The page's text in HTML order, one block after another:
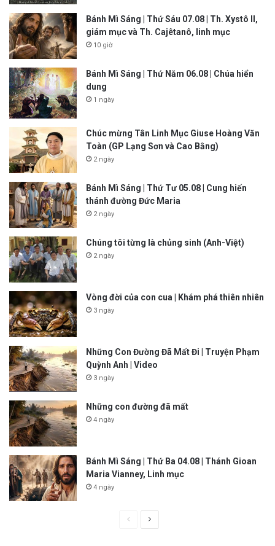
Bánh Mì Sáng | Thứ Sáu 07.08 | Th. Xystô II,
giám mục và Th. Cajêtanô, linh mục
10 giờ
Bánh Mì Sáng | Thứ Năm 06.08 | Chúa hiển
dung
1 ngày
Chúc mừng Tân Linh Mục Giuse Hoàng Văn
Toàn (GP Lạng Sơn và Cao Bằng)
2 ngày
Bánh Mì Sáng | Thứ Tư 05.08 | Cung hiến
thánh đường Đức Maria
2 ngày
Chúng tôi từng là chủng sinh (Anh-Việt)
2 ngày
Vòng đời của con cua | Khám phá thiên nhiên
3 ngày
Những Con Đường Đã Mất Đi | Truyện Phạm
Quỳnh Anh | Video
3 ngày
Những con đường đã mất
4 ngày
Bánh Mì Sáng | Thứ Ba 04.08 | Thánh Gioan
Maria Vianney, Linh mục
4 ngày